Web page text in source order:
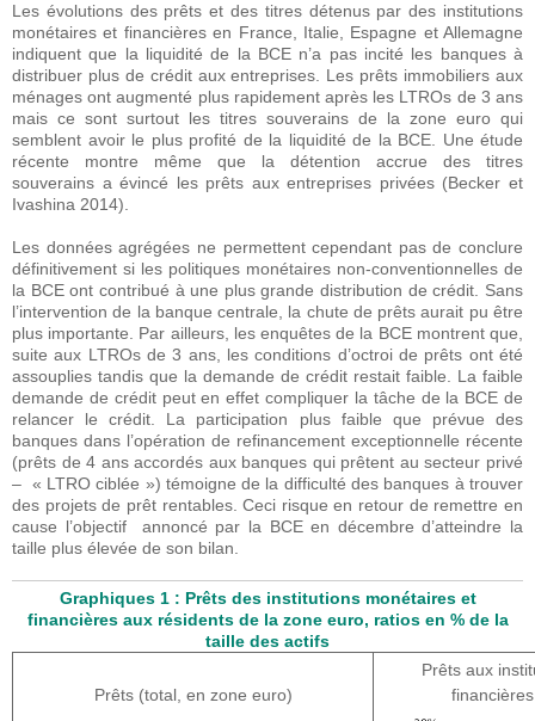
Les évolutions des prêts et des titres détenus par des institutions
monétaires et financières en France, Italie, Espagne et Allemagne
indiquent que la liquidité de la BCE n’a pas incité les banques à
distribuer plus de crédit aux entreprises. Les prêts immobiliers aux
ménages ont augmenté plus rapidement après les LTROs de 3 ans
mais ce sont surtout les titres souverains de la zone euro qui
semblent avoir le plus profité de la liquidité de la BCE. Une étude
récente montre même que la détention accrue des titres
souverains a évincé les prêts aux entreprises privées (Becker et
Ivashina 2014).
Les données agrégées ne permettent cependant pas de conclure
définitivement si les politiques monétaires non-conventionnelles de
la BCE ont contribué à une plus grande distribution de crédit. Sans
l’intervention de la banque centrale, la chute de prêts aurait pu être
plus importante. Par ailleurs, les enquêtes de la BCE montrent que,
suite aux LTROs de 3 ans, les conditions d’octroi de prêts ont été
assouplies tandis que la demande de crédit restait faible. La faible
demande de crédit peut en effet compliquer la tâche de la BCE de
relancer le crédit. La participation plus faible que prévue des
banques dans l’opération de refinancement exceptionnelle récente
(prêts de 4 ans accordés aux banques qui prêtent au secteur privé
– « LTRO ciblée ») témoigne de la difficulté des banques à trouver
des projets de prêt rentables. Ceci risque en retour de remettre en
cause l’objectif annoncé par la BCE en décembre d’atteindre la
taille plus élevée de son bilan.
Graphiques 1 : Prêts des institutions monétaires et
financières aux résidents de la zone euro, ratios en % de la
taille des actifs
Prêts (total, en zone euro)
Prêts aux